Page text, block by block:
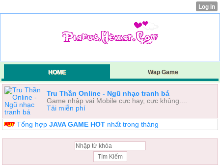
HOME Wap Game
Tru Thần Online - Ngũ nhạc tranh bá
Game nhập vai Mobile cực hay, cực khủng....
Tải miễn phí
Tổng hợp JAVA GAME HOT nhất trong tháng